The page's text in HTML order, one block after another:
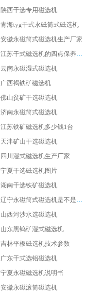
陕西干选专用磁选机
青海tyg干式永磁筒式磁选机
安徽永磁筒式磁选机生产厂家
江苏干式磁选机的四点保养秘籍
云南永磁湿式磁选机
广西褐铁矿磁选机
佛山贫矿干选磁选机
济南永磁筒式磁选机
江苏铁矿磁选机多少钱1台
天津矿山干选磁选机
四川湿式磁选机生产厂家
宁夏干选磁选机图片
湖南干选铁矿磁选机
辽宁永磁筒式磁选机是不是强磁
山西河沙水选磁选机
山东黑钨矿湿式磁选机
吉林平板磁选机技术参数
广东干式选铝磁选机
宁夏永磁磁选机说明书
安徽永磁滚筒磁选机